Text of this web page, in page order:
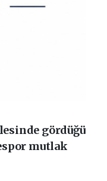
gördüğü
mutlak